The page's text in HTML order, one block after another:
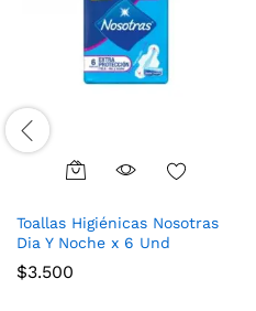
Toallas Higiénicas Nosotras
Dia Y Noche x 6 Und
$3.500